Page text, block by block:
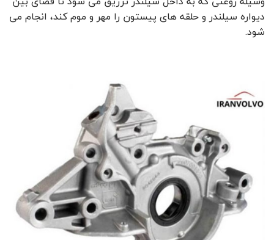
دیواره سیلندر و حلقه ‌های پیستون را مهر و موم کند، انجام می
‌شود.